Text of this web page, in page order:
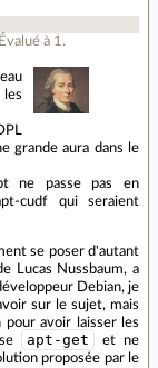
Évalué à 1 .
grande aura dans le
ne passe pas en
cudf qui seraient
se poser d'autant
Lucas Nussbaum, a
Debian, je
sur le sujet, mais
pour avoir laisser les
apt-get
et ne
proposée par le